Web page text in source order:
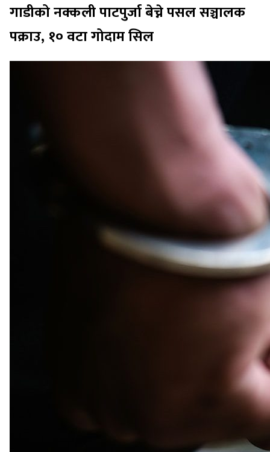
गाडीको नक्कली पाटपुर्जा बेच्ने पसल सञ्चालक
पक्राउ, १० वटा गोदाम सिल